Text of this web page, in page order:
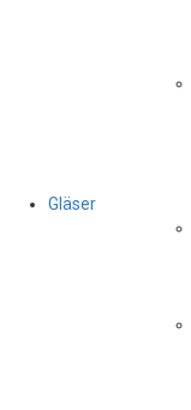
Gläser